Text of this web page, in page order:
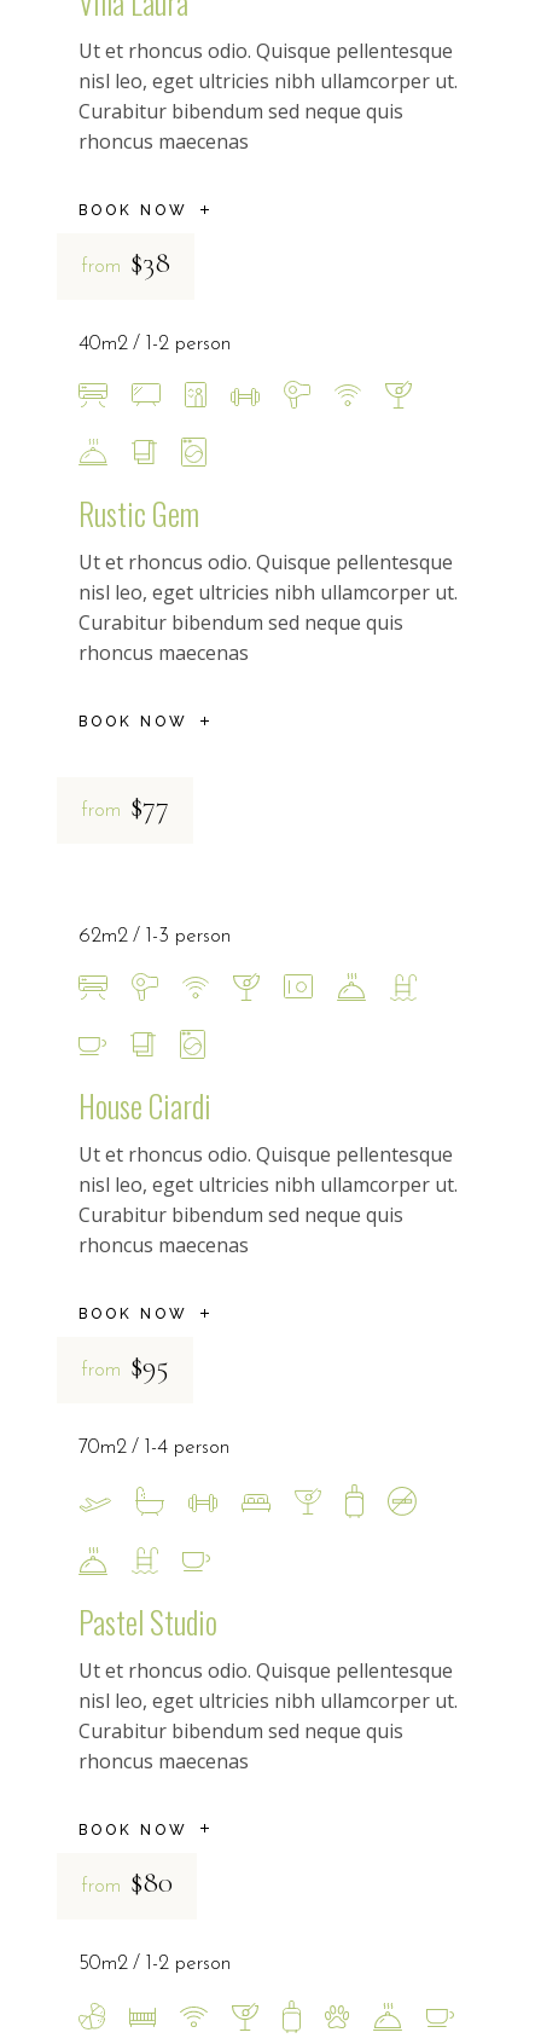
Ut et rhoncus odio. Quisque pellentesque
nisl leo, eget ultricies nibh ullamcorper ut.
Curabitur bibendum sed neque quis
rhoncus maecenas
BOOK NOW
from $38
Rustic Gem
Ut et rhoncus odio. Quisque pellentesque
nisl leo, eget ultricies nibh ullamcorper ut.
Curabitur bibendum sed neque quis
rhoncus maecenas
BOOK NOW
40m2 1-2 person
from $77
House Ciardi
Ut et rhoncus odio. Quisque pellentesque
nisl leo, eget ultricies nibh ullamcorper ut.
Curabitur bibendum sed neque quis
rhoncus maecenas
BOOK NOW
62m2 1-3 person
from $95
Pastel Studio
Ut et rhoncus odio. Quisque pellentesque
nisl leo, eget ultricies nibh ullamcorper ut.
Curabitur bibendum sed neque quis
rhoncus maecenas
BOOK NOW
70m2 1-4 person
from $80
50m2 1-2 person